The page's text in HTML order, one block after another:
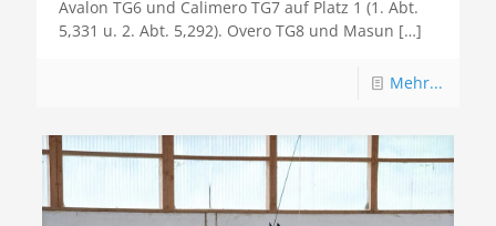
Avalon TG6 und Calimero TG7 auf Platz 1 (1. Abt.
5,331 u. 2. Abt. 5,292). Overo TG8 und Masun […]
Mehr...